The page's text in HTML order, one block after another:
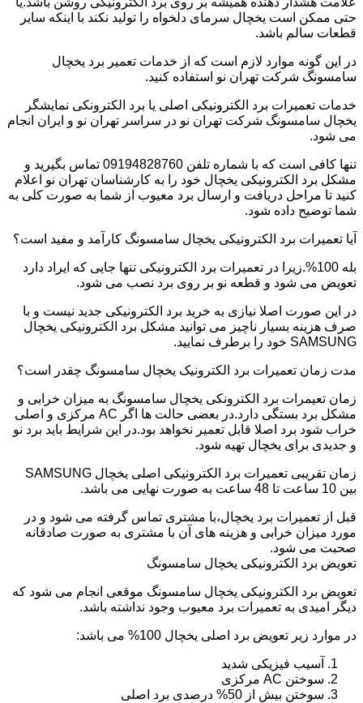
حتی ممکن است یخچال سرمای دلخواه را تولید نکند با اینکه سایر
قطعات سالم باشد.
در این گونه موارد لازم است که از خدمات تعمیر برد یخچال
سامسونگ شرکت تهران نو استفاده کنید.
خدمات تعمیرات برد الکترونیکی اصلی یا برد الکترونکی نمایشگر
یخچال سامسونگ شرکت تهران نو در سراسر تهران نو و ایران انجام
می شود.
تنها کافی است که با شماره تلفن 09194828760 تماس بگیرید و
مشکل برد الکترونیکی یخچال خود را به کارشناسان تهران نو اعلام
کنید تا مراحل دریافت و ارسال برد معیوب از شما به صورت کلی به
شما توضیح داده شود.
آیا تعمیرات برد الکترونیکی یخچال سامسونگ کارآمد و مفید است؟
بله 100%.زیرا در تعمیرات برد الکترونیکی تنها جایی که ایراد دارد
تعویض می شود و قطعه نو بر روی برد نصب می شود.
در این صورت اصلا نیازی به خرید برد الکترونیکی جدید نیست و با
صرف هزینه بسیار ناچیز می توانید مشکل برد الکترونیکی یخچال
SAMSUNG خود را برطرف نمایید.
مدت زمان تعمیرات برد الکترونیک یخچال سامسونگ چقدر است؟
زمان تعیمرات برد الکترونکی یخچال سامسونگ به میزان خرابی و
مشکل برد بستگی دارد.در بعضی حالت ها اگر AC مرکزی و اصلی
خراب شود برد اصلا قابل تعمیر نخواهد بود.در این شرایط باید برد نو
و جدیدی برای یخچال تهیه شود.
زمان تقریبی تعمیرات برد الکترونیکی اصلی یخچال SAMSUNG
بین 10 ساعت تا 48 ساعت به صورت نهایی می باشد.
قبل از تعمیرات برد یخچال،با مشتری تماس گرفته می شود و در
مورد میزان خرابی و هزینه های آن با مشتری به صورت صادقانه
صحبت می شود.
تعویض برد الکترونیکی یخچال سامسونگ
تعویض برد الکترونیکی یخچال سامسونگ موقعی انجام می شود که
دیگر امیدی به تعمیرات برد معیوب وجود نداشته باشد.
در موارد زیر تعویض برد اصلی یخچال 100% می باشد:
آسیب فیزیکی شدید
سوختن AC مرکزی
سوختن بیش از 50% درصدی برد اصلی